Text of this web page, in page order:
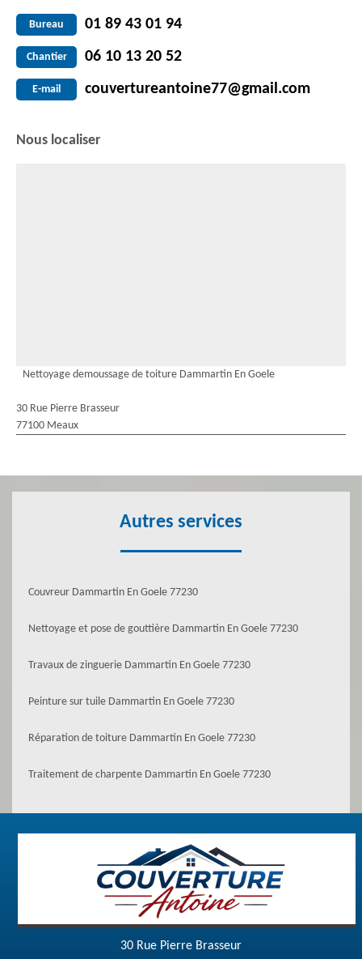
Bureau 01 89 43 01 94
Chantier 06 10 13 20 52
E-mail couvertureantoine77@gmail.com
Nous localiser
Nettoyage demoussage de toiture Dammartin En Goele
30 Rue Pierre Brasseur
77100 Meaux
Autres services
Couvreur Dammartin En Goele 77230
Nettoyage et pose de gouttière Dammartin En Goele 77230
Travaux de zinguerie Dammartin En Goele 77230
Peinture sur tuile Dammartin En Goele 77230
Réparation de toiture Dammartin En Goele 77230
Traitement de charpente Dammartin En Goele 77230
30 Rue Pierre Brasseur